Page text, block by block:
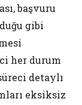
başvuru
gibi
her durum
detaylı
eksiksiz